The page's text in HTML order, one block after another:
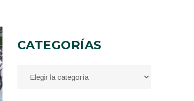
CATEGORÍAS